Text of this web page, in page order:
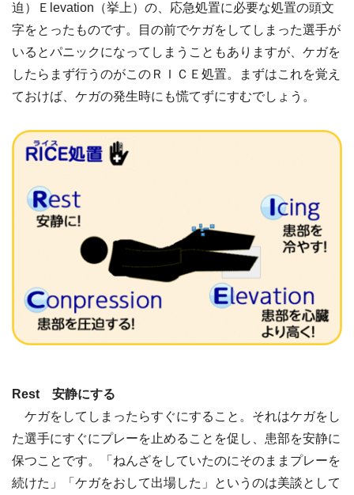
迫）Ｅlevation（挙上）の、応急処置に必要な処置の頭文
字をとったものです。目の前でケガをしてしまった選手が
いるとパニックになってしまうこともありますが、ケガを
したらまず行うのがこのＲＩＣＥ処置。まずはこれを覚え
ておけば、ケガの発生時にも慌てずにすむでしょう。
Rest 安静にする
ケガをしてしまったらすぐにすること。それはケガをし
た選手にすぐにプレーを止めることを促し、患部を安静に
保つことです。「ねんざをしていたのにそのままプレーを
続けた」「ケガをおして出場した」というのは美談として